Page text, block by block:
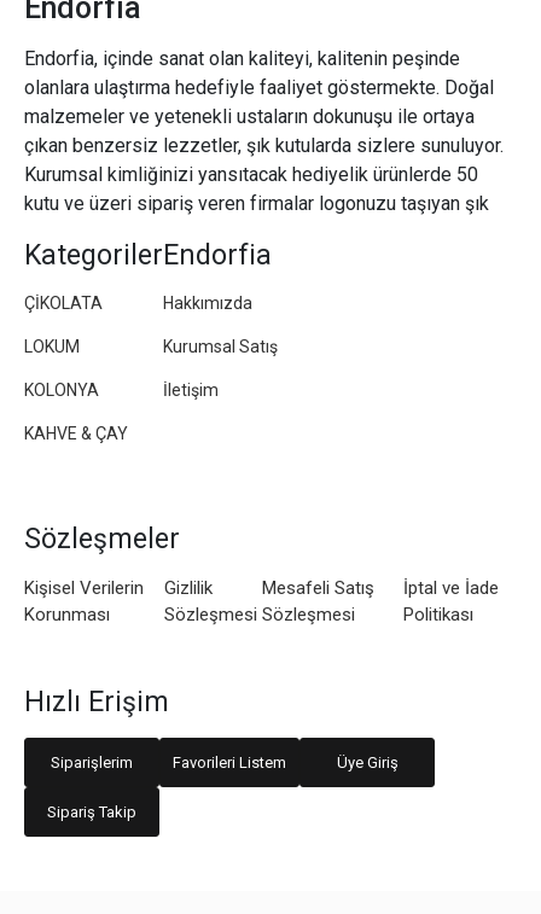
Endorfia
Endorfia, içinde sanat olan kaliteyi, kalitenin peşinde
olanlara ulaştırma hedefiyle faaliyet göstermekte. Doğal
malzemeler ve yetenekli ustaların dokunuşu ile ortaya
çıkan benzersiz lezzetler, şık kutularda sizlere sunuluyor.
Kurumsal kimliğinizi yansıtacak hediyelik ürünlerde 50
kutu ve üzeri sipariş veren firmalar logonuzu taşıyan şık
Kategoriler
ÇİKOLATA
LOKUM
KOLONYA
KAHVE & ÇAY
Endorfia
Hakkımızda
Kurumsal Satış
İletişim
Sözleşmeler
Kişisel Verilerin
Korunması
Gizlilik
Sözleşmesi
Mesafeli Satış
Sözleşmesi
İptal ve İade
Politikası
Hızlı Erişim
Siparişlerim Favorileri Listem Üye Giriş
Sipariş Takip